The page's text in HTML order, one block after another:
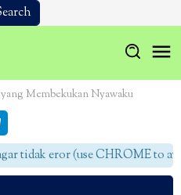
Membekukan Nyawaku
tidak eror (use CHROME to